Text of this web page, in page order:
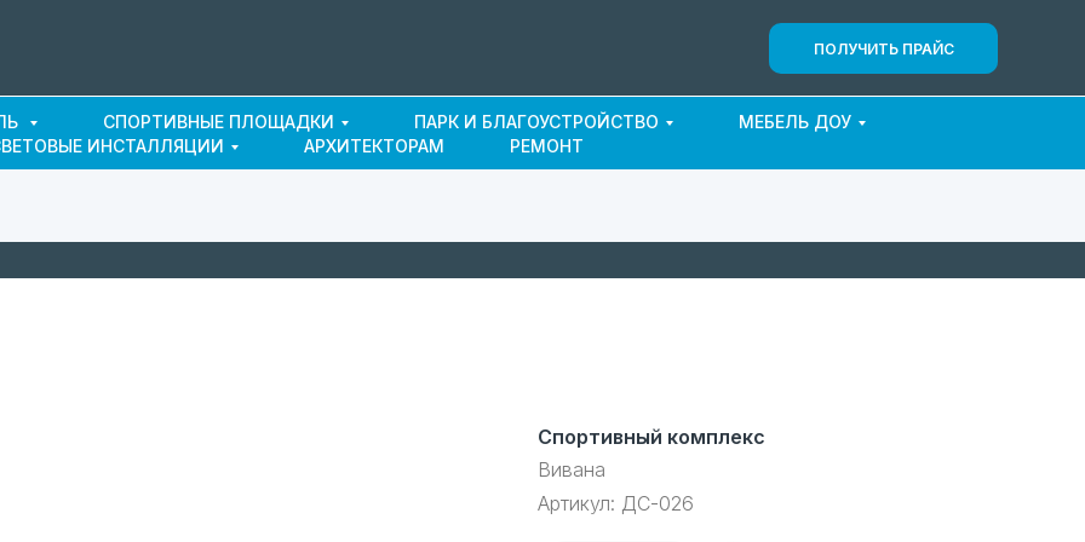
ПОЛУЧИТЬ ПРАЙС
СПОРТИВНЫЕ ПЛОЩАДКИ ПАРК И БЛАГОУСТРОЙСТВО
МЕБЕЛЬ ДОУ
ИНСТАЛЛЯЦИИ
АРХИТЕКТОРАМ РЕМОНТ
Спортивный комплекс
Вивана
Артикул: ДС-026